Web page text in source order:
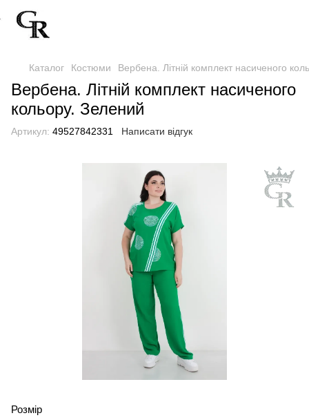
Каталог Костюми Вербена. Літній комплект насиченого
Вербена. Літній комплект насиченого
кольору. Зелений
Артикул: 49527842331 Написати відгук
Розмір